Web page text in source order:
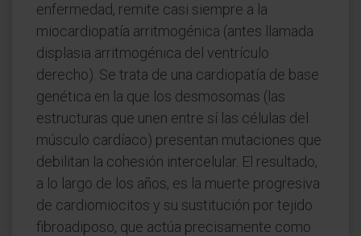
enfermedad, remite casi siempre a la
miocardiopatía arritmogénica (antes llamada
displasia arritmogénica del ventrículo
derecho). Se trata de una cardiopatía de base
genética en la que los desmosomas (las
estructuras que unen entre sí las células del
músculo cardíaco) presentan mutaciones que
debilitan la cohesión intercelular. El resultado,
a lo largo de los años, es la muerte progresiva
de cardiomiocitos y su sustitución por tejido
fibroadiposo, que actúa precisamente como